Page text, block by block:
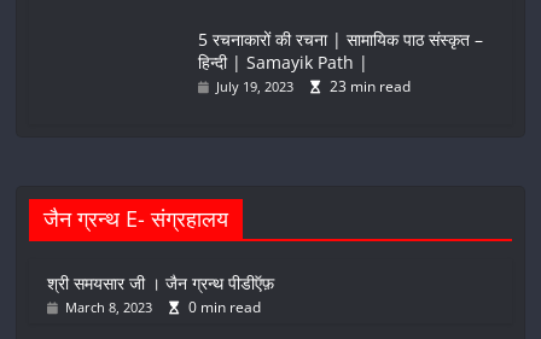
5 रचनाकारों की रचना | सामायिक पाठ संस्कृत –
हिन्दी | Samayik Path |
July 19, 2023 23 min read
जैन ग्रन्थ E- संग्रहालय
श्री समयसार जी । जैन ग्रन्थ पीडीऍफ़
March 8, 2023 0 min read